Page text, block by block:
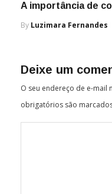
A importância de
By Luzimara Fernandes
Deixe um
O seu endereço de e-mail
obrigatórios são